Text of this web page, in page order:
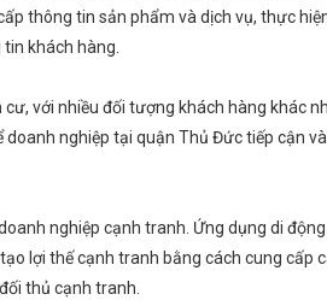
thông tin sản phẩm và dịch vụ, thực
khách hàng.
với nhiều đối tượng khách hàng khác
nghiệp tại quận Thủ Đức tiếp cận
nghiệp cạnh tranh. Ứng dụng di
lợi thế cạnh tranh bằng cách cung cấp
thủ cạnh tranh.
mù tịt về công nghệ